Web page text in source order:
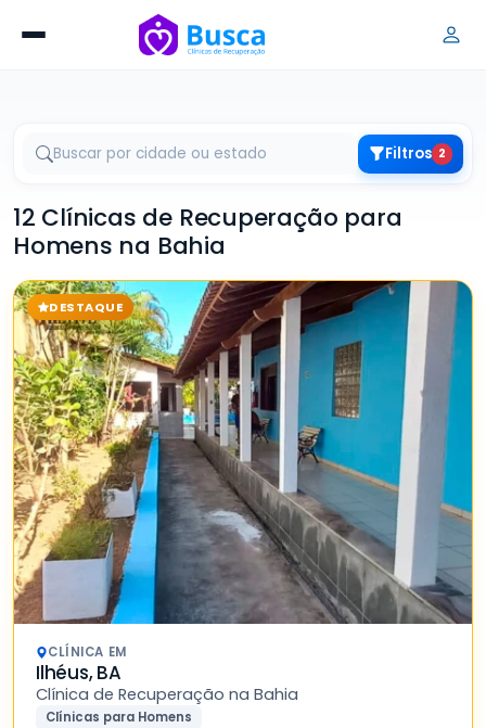
Filtros 2
12 Clínicas de Recuperação para
Homens na Bahia
DESTAQUE
CLÍNICA EM
Ilhéus, BA
Clínica de Recuperação na Bahia
Clínicas para Homens